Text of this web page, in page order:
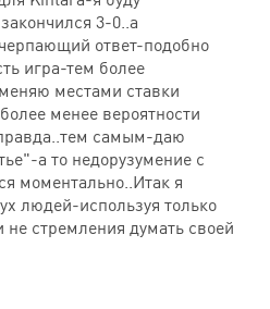
3-0..а
ответ-подобно
игра-тем более
местами ставки
менее вероятности
самым-даю
а то недорузумение с
моментально..Итак я
людей-используя только
стремления думать своей